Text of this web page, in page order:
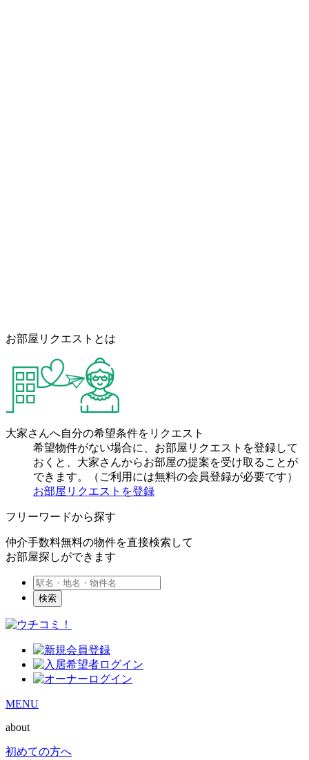
お部屋リクエストとは
大家さんへ自分の希望条件をリクエスト
希望物件がない場合に、お部屋リクエストを登録して
おくと、大家さんからお部屋の提案を受け取ることが
できます。（ご利用には無料の会員登録が必要です）
お部屋リクエストを登録
フリーワードから探す
仲介手数料無料の物件を直接検索して
お部屋探しができます
検索
MENU
about
初めての方へ